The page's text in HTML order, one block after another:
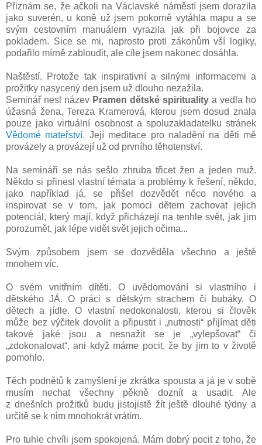
Přiznám se, že ačkoli na Václavské náměstí jsem dorazila
jako suverén, u koně už jsem pokorně vytáhla mapu a se
svým cestovním manuálem vyrazila jak při bojovce za
pokladem. Sice se mi, naprosto proti zákonům vší logiky,
podařilo mírně zabloudit, ale cíle jsem nakonec dosáhla.
Naštěstí. Protože tak inspirativní a silnými informacemi a
prožitky nasycený den jsem už dlouho nezažila.
Seminář nesl název Pramen dětské spirituality a vedla ho
úžasná žena, Tereza Kramerová, kterou jsem dosud znala
pouze jako virtuální osobnost a spoluzakladatelku stránek
Vědomé mateřství. Její meditace pro naladění na děti mě
provázely a provázejí už od prvního těhotenství.
Na semináři se nás sešlo zhruba třicet žen a jeden muž.
Někdo si přinesl vlastní témata a problémy k řešení, někdo,
jako například já, se přišel dozvědět něco nového a
inspirovat se v tom, jak pomoci dětem zachovat jejich
potenciál, který mají, když přicházejí na tenhle svět, jak jim
porozumět, jak lépe vidět svět jejich očima...
Svým způsobem jsem se dozvěděla všechno a ještě
mnohem víc.
O svém vnitřním dítěti. O uvědomování si vlastního i
dětského JÁ. O práci s dětským strachem či bubáky. O
dětech a jídle. O vlastní nedokonalosti, kterou si člověk
může bez výčitek dovolit a připustit i „nutnosti“ přijímat děti
takové jaké jsou a nesnažit se je „vylepšovat“ či
„zdokonalovat“, ani když máme pocit, že by jim to v životě
pomohlo.
Těch podnětů k zamyšlení je zkrátka spousta a já je v sobě
musím nechat všechny pěkně doznít a usadit. Ale
z dnešních prožitků budu jistojistě žít ještě dlouhé týdny a
určitě se k nim mnohokrát vrátím.
Pro tuhle chvíli jsem spokojená. Mám dobrý pocit z toho, že